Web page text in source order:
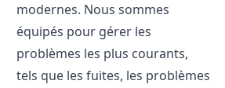
modernes. Nous sommes
équipés pour gérer les
problèmes les plus courants,
tels que les fuites, les problèmes